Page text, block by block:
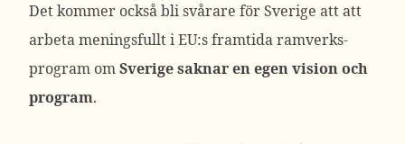
Det kommer också bli svårare för Sverige att att
arbeta meningsfullt i EU:s framtida ramverks-
program omSverige saknar en egen vision och
program.